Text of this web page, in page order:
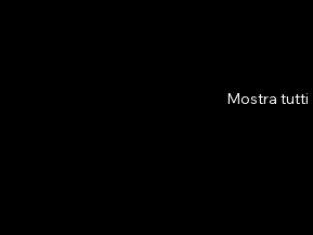
Mostra tutti